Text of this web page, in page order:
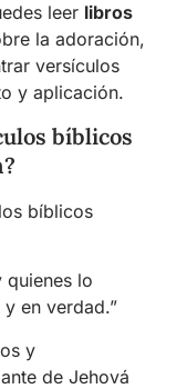
leer libros
la adoración,
versículos
y aplicación.
bíblicos
bíblicos
quienes lo
en verdad.”
y
de Jehová